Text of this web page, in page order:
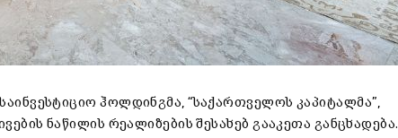
ჰოლდინგმა, “საქართველოს კაპიტალმა”,
ნაწილის რეალიზების შესახებ გააკეთა განცხადება.